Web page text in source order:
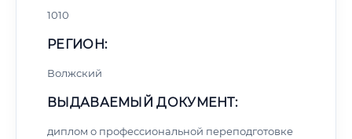
1010
РЕГИОН:
Волжский
ВЫДАВАЕМЫЙ ДОКУМЕНТ:
диплом о профессиональной переподготовке